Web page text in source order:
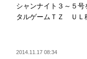
シャンナイト３～５
タルゲームＴＺ ＵＬ
2014.11.17 08:34